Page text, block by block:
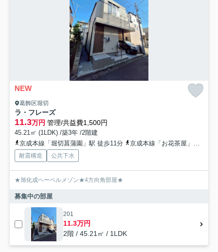
NEW
葛飾区堀切
ラ・フレーズ
11.3万円 管理/共益費1,500円
45.21㎡ (1LDK) /築3年 /2階建
京成本線「堀切菖蒲園」駅 徒歩11分
京成本線「お花茶屋」駅 徒歩15分
耐震構造 公共下水
★旭化成ヘーベルメゾン★4方向角部屋★
募集中の部屋
201
11.3万円
2階 / 45.21㎡ / 1LDK